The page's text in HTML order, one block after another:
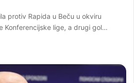
protiv Rapida u Beču u okviru
Konferencijske lige, a drugi gol…